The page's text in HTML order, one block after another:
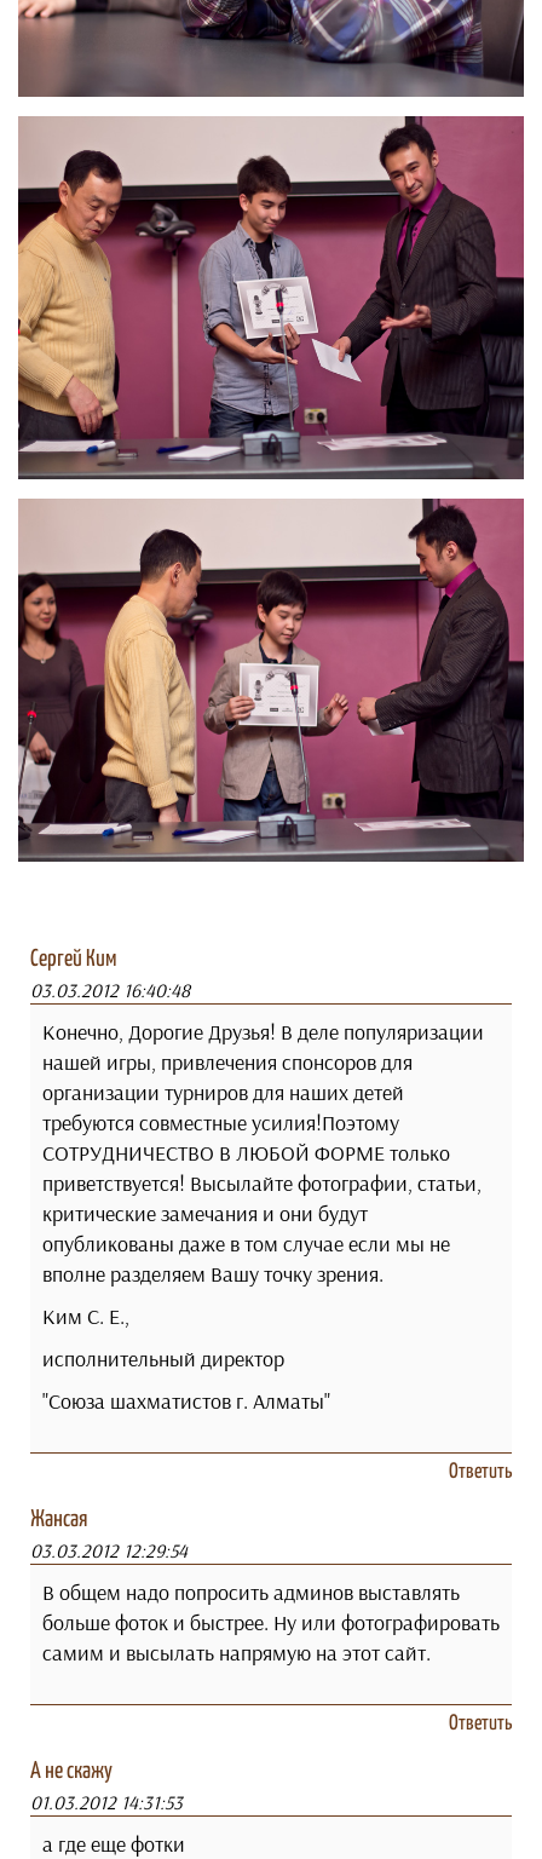
Сергей Ким
03.03.2012 16:40:48
Конечно, Дорогие Друзья! В деле популяризации
нашей игры, привлечения спонсоров для
организации турниров для наших детей
требуются совместные усилия!Поэтому
СОТРУДНИЧЕСТВО В ЛЮБОЙ ФОРМЕ только
приветствуется! Высылайте фотографии, статьи,
критические замечания и они будут
опубликованы даже в том случае если мы не
вполне разделяем Вашу точку зрения.
Ким С. Е.,
исполнительный директор
"Союза шахматистов г. Алматы"
Ответить
Жансая
03.03.2012 12:29:54
В общем надо попросить админов выставлять
больше фоток и быстрее. Ну или фотографировать
самим и высылать напрямую на этот сайт.
Ответить
А не скажу
01.03.2012 14:31:53
а где еще фотки